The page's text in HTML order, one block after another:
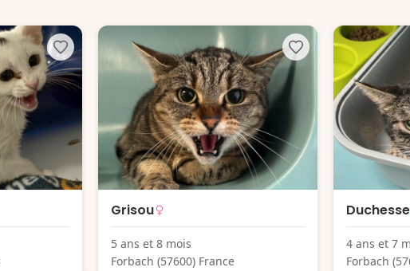
Grisou
5 ans et 8 mois
Forbach (57600) France
Duchesse
4 ans et 7
Forbach